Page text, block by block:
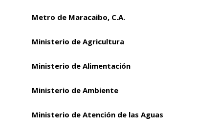
Metro de Maracaibo, C.A.
Ministerio de Agricultura
Ministerio de Alimentación
Ministerio de Ambiente
Ministerio de Atención de las Aguas